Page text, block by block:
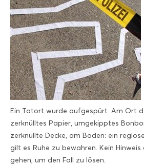
Ein Tatort wurde aufgespürt. Am Ort
zerknülltes Papier, umgekipptes
zerknüllte Decke, am Boden: ein
gilt es Ruhe zu bewahren. Kein
gehen, um den Fall zu lösen.